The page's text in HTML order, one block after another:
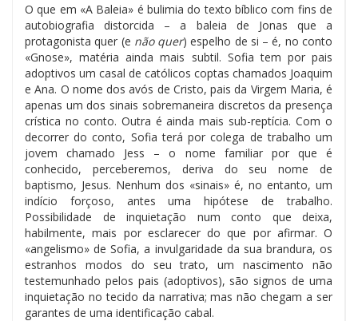
O que em «A Baleia» é bulimia do texto bíblico com fins de
autobiografia distorcida – a baleia de Jonas que a
protagonista quer (e não quer) espelho de si – é, no conto
«Gnose», matéria ainda mais subtil. Sofia tem por pais
adoptivos um casal de católicos coptas chamados Joaquim
e Ana. O nome dos avós de Cristo, pais da Virgem Maria, é
apenas um dos sinais sobremaneira discretos da presença
crística no conto. Outra é ainda mais sub-reptícia. Com o
decorrer do conto, Sofia terá por colega de trabalho um
jovem chamado Jess – o nome familiar por que é
conhecido, perceberemos, deriva do seu nome de
baptismo, Jesus. Nenhum dos «sinais» é, no entanto, um
indício forçoso, antes uma hipótese de trabalho.
Possibilidade de inquietação num conto que deixa,
habilmente, mais por esclarecer do que por afirmar. O
«angelismo» de Sofia, a invulgaridade da sua brandura, os
estranhos modos do seu trato, um nascimento não
testemunhado pelos pais (adoptivos), são signos de uma
inquietação no tecido da narrativa; mas não chegam a ser
garantes de uma identificação cabal.